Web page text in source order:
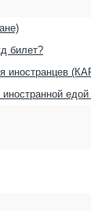
билет?
иностранцев
иностранной